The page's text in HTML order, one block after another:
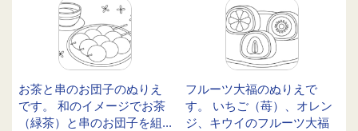
お茶と串のお団子のぬりえ
です。 和のイメージでお茶
（緑茶）と串のお団子を組...
フルーツ大福のぬりえで
す。 いちご（苺）、オレン
ジ、キウイのフルーツ大福